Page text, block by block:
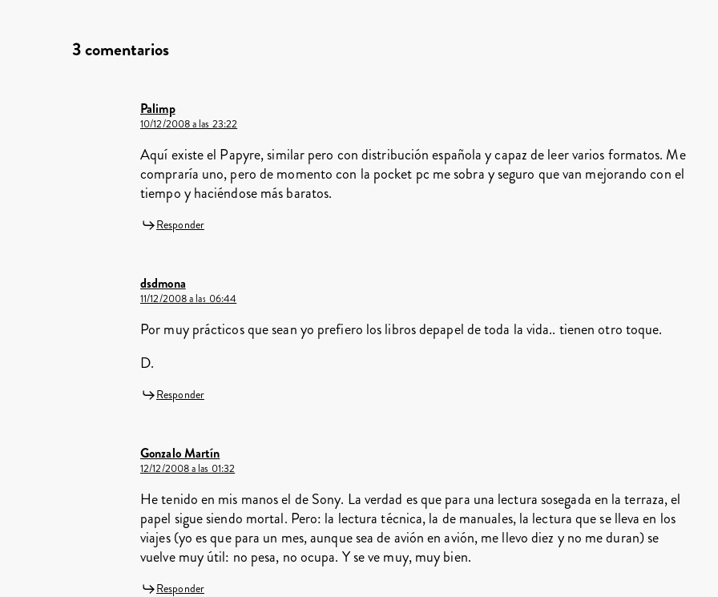
3 comentarios
Palimp
10/12/2008 a las 23:22
Aquí existe el Papyre, similar pero con distribución española y capaz de leer varios formatos. Me
compraría uno, pero de momento con la pocket pc me sobra y seguro que van mejorando con el
tiempo y haciéndose más baratos.
Responder
dsdmona
11/12/2008 a las 06:44
Por muy prácticos que sean yo prefiero los libros depapel de toda la vida.. tienen otro toque.
D.
Responder
Gonzalo Martín
12/12/2008 a las 01:32
He tenido en mis manos el de Sony. La verdad es que para una lectura sosegada en la terraza, el
papel sigue siendo mortal. Pero: la lectura técnica, la de manuales, la lectura que se lleva en los
viajes (yo es que para un mes, aunque sea de avión en avión, me llevo diez y no me duran) se
vuelve muy útil: no pesa, no ocupa. Y se ve muy, muy bien.
Responder